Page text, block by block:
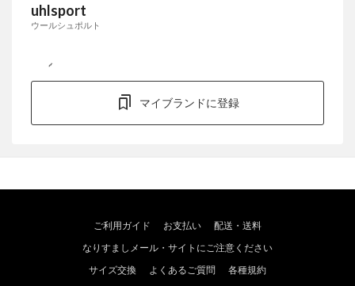
uhlsport
ウールシュポルト
マイブランドに登録
ご利用ガイド お支払い
配送・送料
なりすましメール・サイトにご注意ください
サイズ交換
よくあるご質問 各種規約